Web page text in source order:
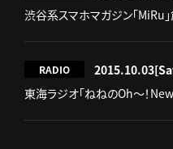
渋谷系スマホマガジン「MiRu
RADIO 2015.10.03
東海ラジオ「ねねのOh～！New